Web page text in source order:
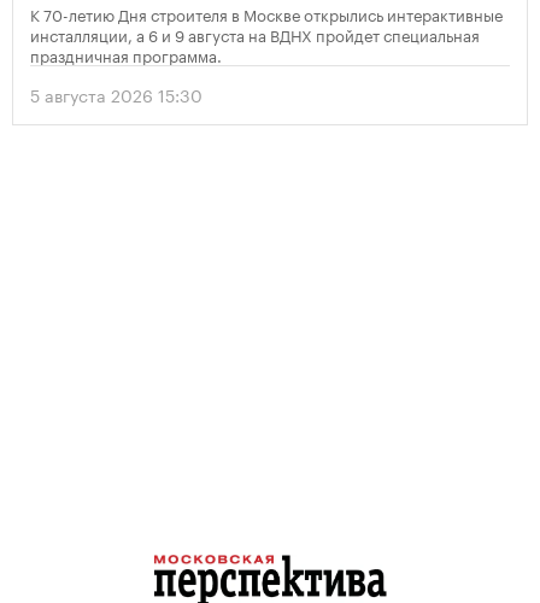
К 70-летию Дня строителя в Москве открылись интерактивные
инсталляции, а 6 и 9 августа на ВДНХ пройдет специальная
праздничная программа.
5 августа 2026 15:30